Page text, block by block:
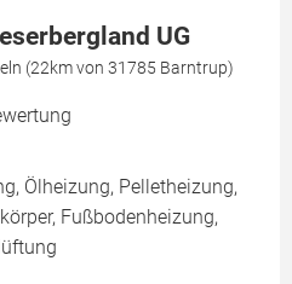
UG
(22km von 31785 Barntrup)
Ölheizung, Pelletheizung,
Fußbodenheizung,